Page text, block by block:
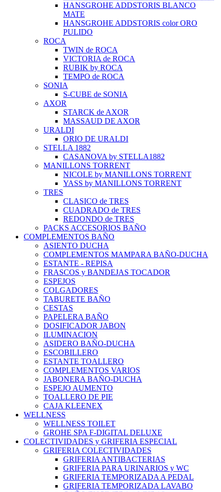
HANSGROHE ADDSTORIS BLANCO
MATE
HANSGROHE ADDSTORIS color ORO
PULIDO
ROCA
TWIN de ROCA
VICTORIA de ROCA
RUBIK by ROCA
TEMPO de ROCA
SONIA
S-CUBE de SONIA
AXOR
STARCK de AXOR
MASSAUD DE AXOR
URALDI
ORIO DE URALDI
STELLA 1882
CASANOVA by STELLA1882
MANILLONS TORRENT
NICOLE by MANILLONS TORRENT
YASS by MANILLONS TORRENT
TRES
CLASICO de TRES
CUADRADO de TRES
REDONDO de TRES
PACKS ACCESORIOS BAÑO
COMPLEMENTOS BAÑO
ASIENTO DUCHA
COMPLEMENTOS MAMPARA BAÑO-DUCHA
ESTANTE - REPISA
FRASCOS y BANDEJAS TOCADOR
ESPEJOS
COLGADORES
TABURETE BAÑO
CESTAS
PAPELERA BAÑO
DOSIFICADOR JABON
ILUMINACION
ASIDERO BAÑO-DUCHA
ESCOBILLERO
ESTANTE TOALLERO
COMPLEMENTOS VARIOS
JABONERA BAÑO-DUCHA
ESPEJO AUMENTO
TOALLERO DE PIE
CAJA KLEENEX
WELLNESS
WELLNESS TOILET
GROHE SPA F-DIGITAL DELUXE
COLECTIVIDADES y GRIFERIA ESPECIAL
GRIFERIA COLECTIVIDADES
GRIFERIA ANTIBACTERIAS
GRIFERIA PARA URINARIOS y WC
GRIFERIA TEMPORIZADA A PEDAL
GRIFERIA TEMPORIZADA LAVABO